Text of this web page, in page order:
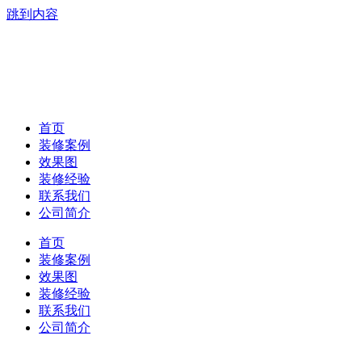
跳到内容
首页
装修案例
效果图
装修经验
联系我们
公司简介
首页
装修案例
效果图
装修经验
联系我们
公司简介